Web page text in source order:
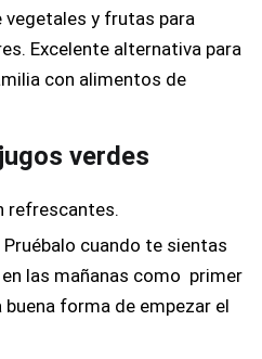
vegetales y frutas para
Excelente alternativa para
con alimentos de
verdes
refrescantes.
Pruébalo cuando te sientas
las mañanas como primer
forma de empezar el